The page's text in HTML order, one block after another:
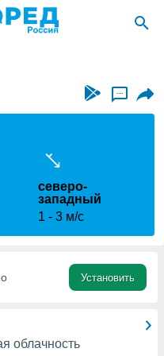
...
северо-
западный
1
3 м/с
Установить
облачность